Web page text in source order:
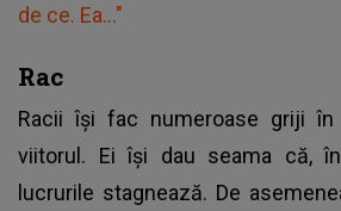
de ce. Ea..."
Rac
Racii își fac numeroase griji
viitorul. Ei își dau seama că,
lucrurile stagnează. De